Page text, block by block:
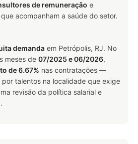
de remuneração e
que acompanham a saúde do setor.
demanda em Petrópolis, RJ. No
meses de 07/2025 e 06/2026,
de 6.67% nas contratações —
talentos na localidade que exige
revisão da política salarial e